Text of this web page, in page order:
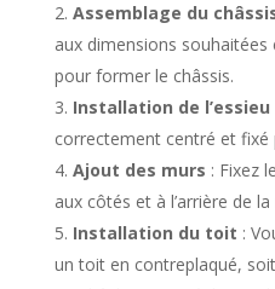
Assemblage du
aux dimensions
pour former le châssis.
Installation de l’essieu
correctement centré et fixé
Ajout des murs : Fixez
aux côtés et à l’arrière de
Installation du toit :
un toit en contreplaqué,